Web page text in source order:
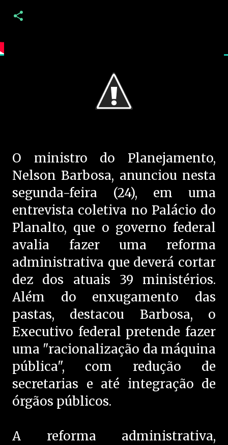
O ministro do Planejamento,
Nelson Barbosa, anunciou nesta
segunda-feira (24), em uma
entrevista coletiva no Palácio do
Planalto, que o governo federal
avalia fazer uma reforma
administrativa que deverá cortar
dez dos atuais 39 ministérios.
Além do enxugamento das
pastas, destacou Barbosa, o
Executivo federal pretende fazer
uma "racionalização da máquina
pública", com redução de
secretarias e até integração de
órgãos públicos.
A reforma administrativa,